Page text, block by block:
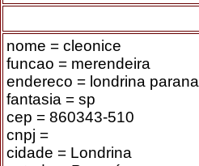
nome = cleonice
funcao = merendeira
endereco = londrina parana
fantasia = sp
cep = 860343-510
cnpj =
cidade = Londrina